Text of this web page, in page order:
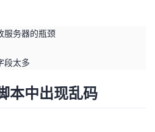
服务器的瓶颈
段太多
本中出现乱码